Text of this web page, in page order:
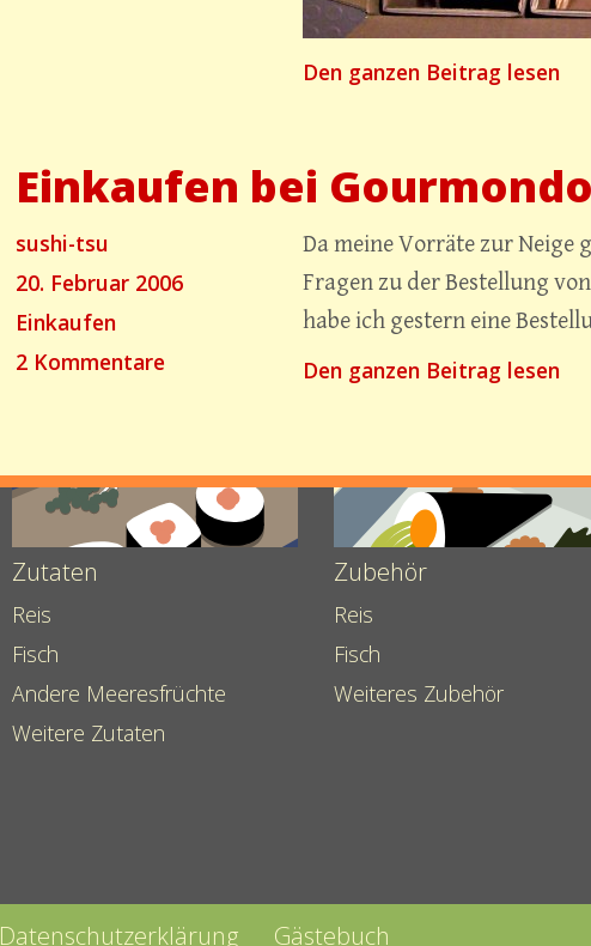
Den ganzen Beitrag lesen
–
Teil
2“
Einkaufen bei Gourmondo
Da meine Vorräte zur Neige
Fragen zu der Bestellung
habe ich gestern eine
Den ganzen Beitrag lesen
Autor
sushi-tsu
Geschrieben
am
20. Februar 2006
Categories
Einkaufen
2 Kommentare
Zutaten
Reis
Fisch
Andere Meeresfrüchte
Weitere Zutaten
Zubehör
Reis
Fisch
Weiteres Zubehör
Datenschutzerklärung Gästebuch